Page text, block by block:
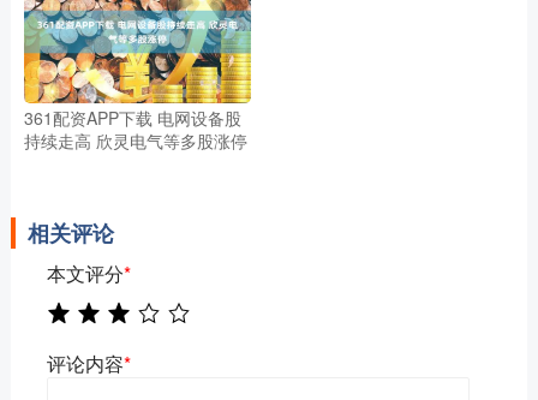
361配资APP下载 电网设备股
持续走高 欣灵电气等多股涨停
相关评论
本文评分*
评论内容*